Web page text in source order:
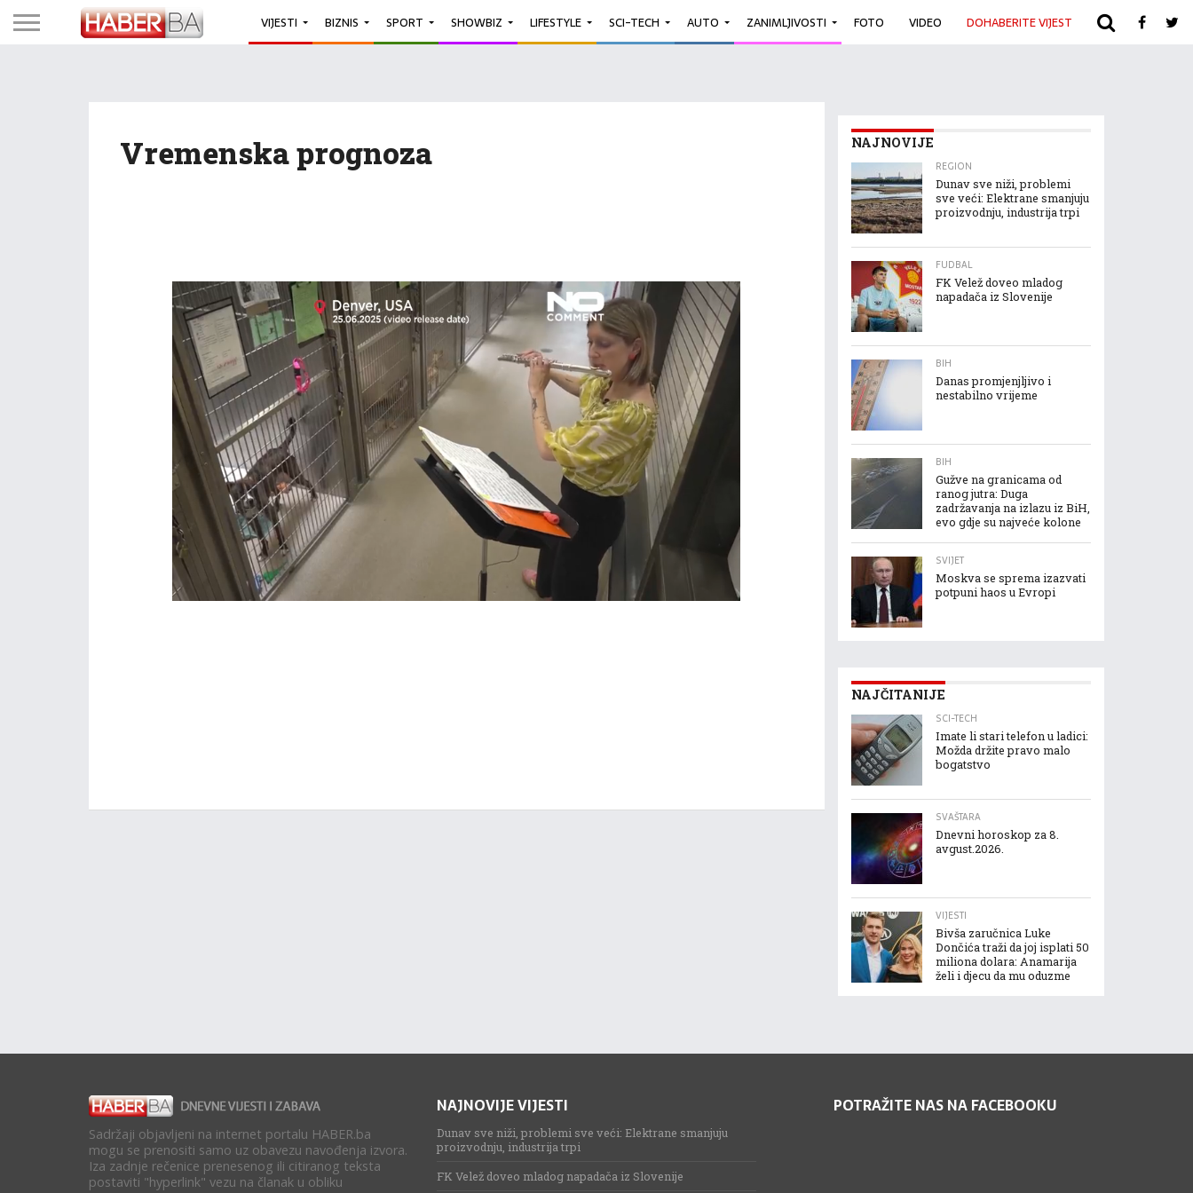
VIJESTI BIZNIS SPORT SHOWBIZ LIFESTYLE SCI-TECH AUTO ZANIMLJIVOSTI FOTO VIDEO DOHABERITE VIJEST ARHIVA
Vremenska prognoza NAJNOVIJE
REGION
Dunav sve niži, problemi
sve veći: Elektrane smanjuju
proizvodnju, industrija trpi
FUDBAL
FK Velež doveo mladog
napadača iz Slovenije
BIH
Danas promjenjljivo i
nestabilno vrijeme
BIH
Gužve na granicama od
ranog jutra: Duga
zadržavanja na izlazu iz BiH,
evo gdje su najveće kolone
SVIJET
Moskva se sprema izazvati
potpuni haos u Evropi
NAJČITANIJE
SCI-TECH
Imate li stari telefon u ladici:
Možda držite pravo malo
bogatstvo
SVAŠTARA
Dnevni horoskop za 8.
avgust.2026.
VIJESTI
Bivša zaručnica Luke
Dončića traži da joj isplati 50
miliona dolara: Anamarija
želi i djecu da mu oduzme
Sadržaji objavljeni na internet portalu HABER.ba
mogu se prenositi samo uz obavezu navođenja izvora.
Iza zadnje rečenice prenesenog ili citiranog teksta
postaviti "hyperlink" vezu na članak u obliku
NAJNOVIJE VIJESTI
Dunav sve niži, problemi sve veći: Elektrane smanjuju
proizvodnju, industrija trpi
FK Velež doveo mladog napadača iz Slovenije
POTRAŽITE NAS NA FACEBOOKU